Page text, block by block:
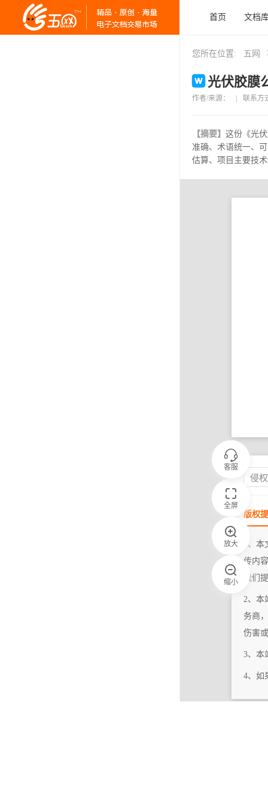
首页 文档
您所在位置: 五网
光伏胶膜
作者/来源： 联系方
【摘要】 这份《光
准确、术语统一、
估算、项目主要技
客服
全屏
放大
缩小
侵
版权
1、
传内
我们
2、本
务商
伤害
3、本
4、如